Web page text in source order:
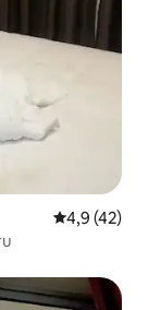
Évaluation
4,9 (42)